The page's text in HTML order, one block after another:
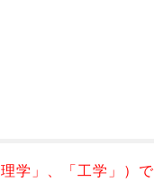
学」、「工学」）で